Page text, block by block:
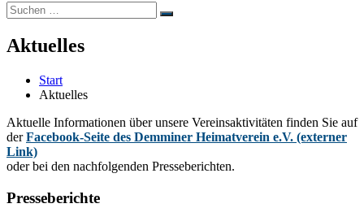
Suchen
nach:
Suchen
Aktuelles
Start
Aktuelles
Aktuelle Informationen über unsere Vereinsaktivitäten finden Sie auf
derFacebook-Seite des Demminer Heimatverein e.V. (externer
Link)
oder bei den nachfolgenden Presseberichten.
Presseberichte